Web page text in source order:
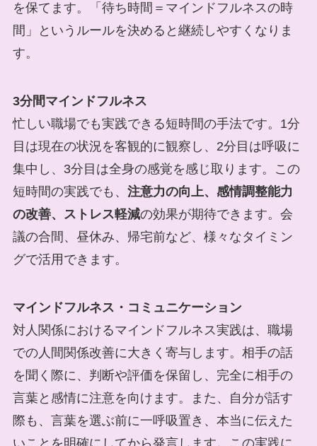
を保てます。「待ち時間＝マインドフルネスの時
間」というルールを決めると継続しやすくなりま
す。
3分間マインドフルネス
忙しい職場でも実践できる短時間の手法です。1分
目は現在の状況を客観的に観察し、2分目は呼吸に
集中し、3分目は全身の感覚を感じ取ります。この
短時間の実践でも、 注意力の向上、感情調整能力
の改善、ストレス軽減の効果が期待できます。会
議の合間、昼休み、帰宅前など、様々なタイミン
グで活用できます。
マインドフルネス・コミュニケーション
対人関係におけるマインドフルネス実践は、職場
での人間関係改善に大きく寄与します。相手の話
を聞く際に、判断や評価を保留し、完全に相手の
言葉と感情に注意を向けます。また、自分が話す
際も、言葉を選ぶ前に一呼吸置き、本当に伝えた
いことを明確にしてから発言します。この実践に